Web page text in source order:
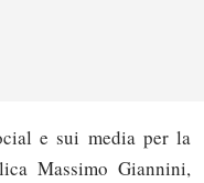
e sui media per la
Massimo Giannini,